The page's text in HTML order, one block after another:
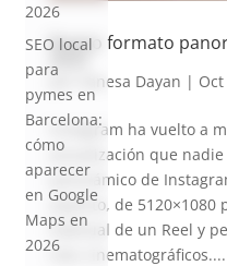
Nuevo formato
por Vanesa Dayan |
Instagram ha vuelto a
actualización que
panorámico de
aspecto, de
habitual de un Reel y
más cinematográficos....
2026
SEO local
para
pymes en
Barcelona:
cómo
aparecer
en Google
Maps en
2026